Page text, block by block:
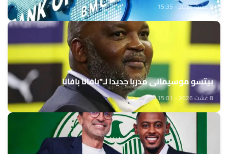
8 غشت 2026 - 15:35
بيتسو موسيماني مدربا جديدا لـ"بافانا بافانا
8 غشت 2026 - 15:01